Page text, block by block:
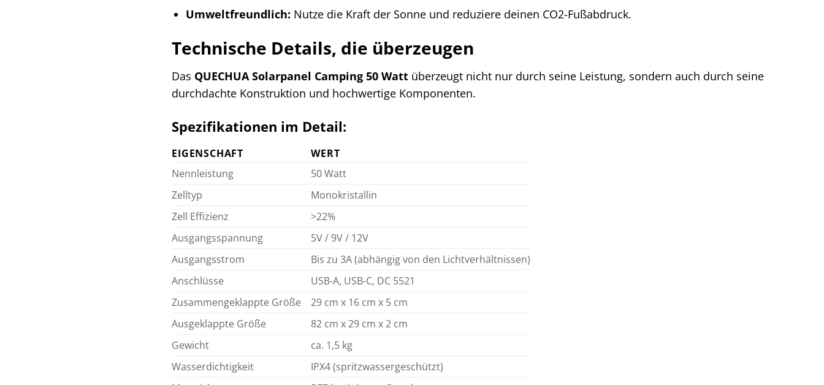
Umweltfreundlich: Nutze die Kraft der Sonne und reduziere deinen CO2-Fußabdruck.
Technische Details, die überzeugen
Das QUECHUA Solarpanel Camping 50 Watt überzeugt nicht nur durch seine Leistung, sondern auch durch seine
durchdachte Konstruktion und hochwertige Komponenten.
Spezifikationen im Detail:
EIGENSCHAFT
WERT
Nennleistung
50 Watt
Zelltyp
Monokristallin
Zell Effizienz
>22%
Ausgangsspannung
5V / 9V / 12V
Ausgangsstrom
Bis zu 3A (abhängig von den Lichtverhältnissen)
Anschlüsse
USB-A, USB-C, DC 5521
Zusammengeklappte Größe
29 cm x 16 cm x 5 cm
Ausgeklappte Größe
82 cm x 29 cm x 2 cm
Gewicht
ca. 1,5 kg
Wasserdichtigkeit
IPX4 (spritzwassergeschützt)